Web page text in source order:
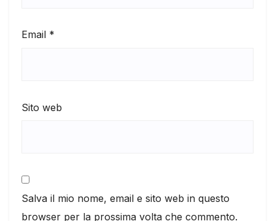
Email *
Sito web
Salva il mio nome, email e sito web in questo
browser per la prossima volta che commento.